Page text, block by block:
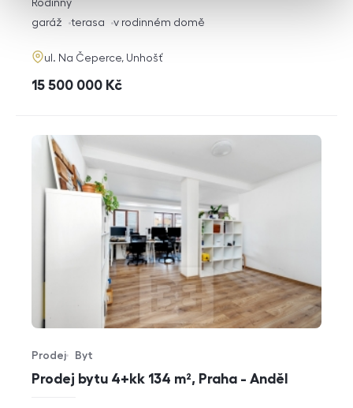
rozměry
dispozice
Rodinný
funkce
garáž terasa v rodinném domě
adresa
ul. Na Čeperce, Unhošť
cena
15 500 000 Kč
Prodej bytu 4+kk 134 m², Praha - Anděl
Typ nabídky
Prodej
Typ nemovitosti
Byt